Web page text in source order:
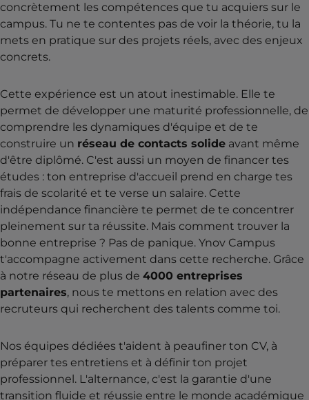
concrètement les compétences que tu acquiers sur le
campus. Tu ne te contentes pas de voir la théorie, tu la
mets en pratique sur des projets réels, avec des enjeux
concrets.
Cette expérience est un atout inestimable. Elle te
permet de développer une maturité professionnelle, de
comprendre les dynamiques d'équipe et de te
construire un réseau de contacts solide avant même
d'être diplômé. C'est aussi un moyen de financer tes
études : ton entreprise d'accueil prend en charge tes
frais de scolarité et te verse un salaire. Cette
indépendance financière te permet de te concentrer
pleinement sur ta réussite. Mais comment trouver la
bonne entreprise ? Pas de panique. Ynov Campus
t'accompagne activement dans cette recherche. Grâce
à notre réseau de plus de 4000 entreprises
partenaires, nous te mettons en relation avec des
recruteurs qui recherchent des talents comme toi.
Nos équipes dédiées t'aident à peaufiner ton CV, à
préparer tes entretiens et à définir ton projet
professionnel. L'alternance, c'est la garantie d'une
transition fluide et réussie entre le monde académique